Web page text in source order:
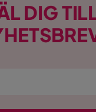
Beige
Nube 20
DIG